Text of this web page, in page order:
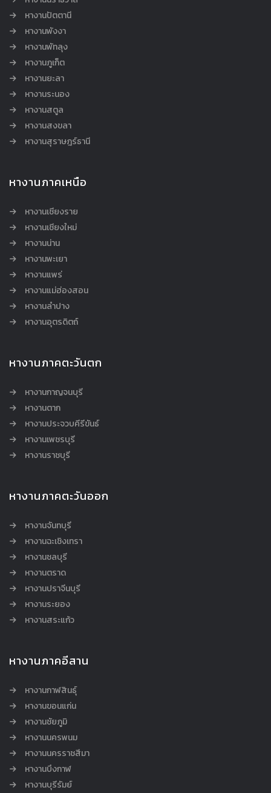
หางานปัตตานี
หางานพังงา
หางานพัทลุง
หางานภูเก็ต
หางานยะลา
หางานระนอง
หางานสตูล
หางานสงขลา
หางานสุราษฎร์ธานี
หางานภาคเหนือ
หางานเชียงราย
หางานเชียงใหม่
หางานน่าน
หางานพะเยา
หางานแพร่
หางานแม่ฮ่องสอน
หางานลำปาง
หางานอุตรดิตถ์
หางานภาคตะวันตก
หางานกาญจนบุรี
หางานตาก
หางานประจวบคีรีขันธ์
หางานเพชรบุรี
หางานราชบุรี
หางานภาคตะวันออก
หางานจันทบุรี
หางานฉะเชิงเทรา
หางานชลบุรี
หางานตราด
หางานปราจีนบุรี
หางานระยอง
หางานสระแก้ว
หางานภาคอีสาน
หางานกาฬสินธุ์
หางานขอนแก่น
หางานชัยภูมิ
หางานนครพนม
หางานนครราชสีมา
หางานบึงกาฬ
หางานบุรีรัมย์